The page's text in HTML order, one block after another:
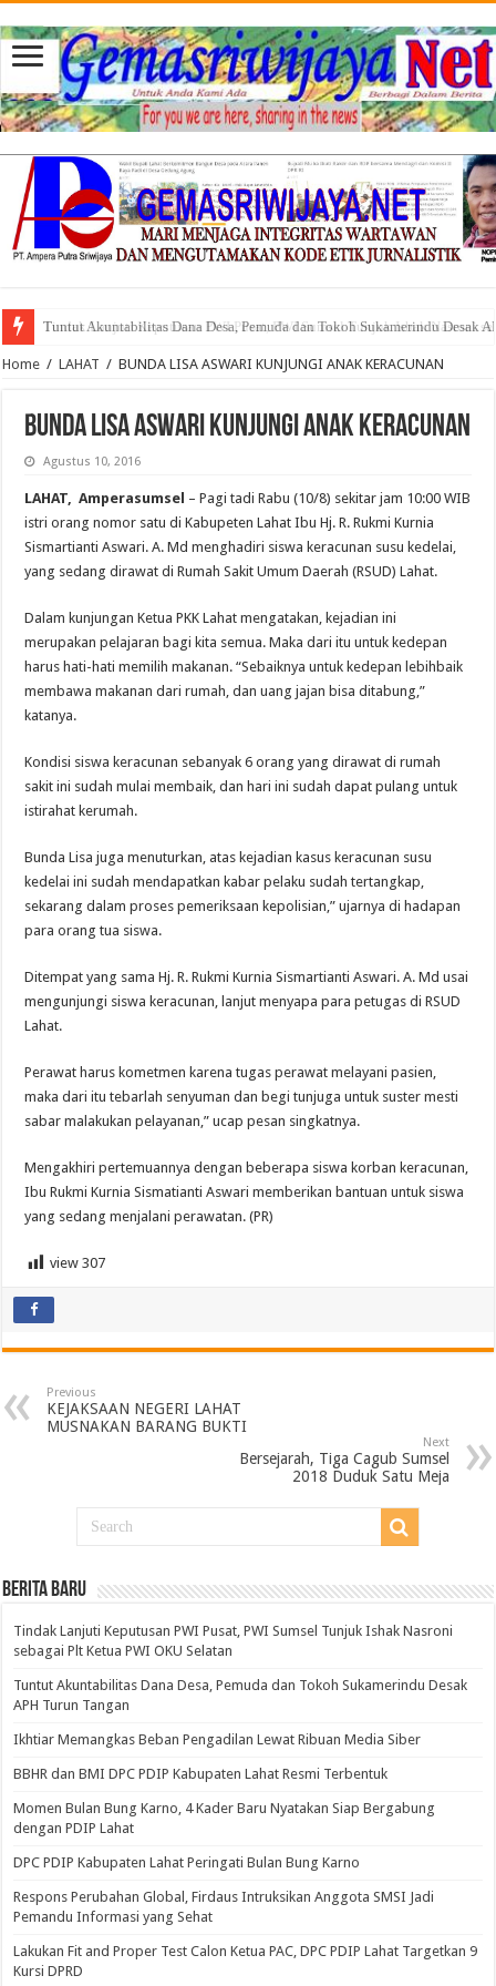
Tuntut Akuntabilitas Dana Desa, Pemuda dan Tokoh Sukamerindu Desak
Home / LAHAT / BUNDA LISA ASWARI KUNJUNGI ANAK KERACUNAN
BUNDA LISA ASWARI KUNJUNGI ANAK KERACUNAN
Agustus 10, 2016
LAHAT, Amperasumsel – Pagi tadi Rabu (10/8) sekitar jam 10:00 WIB
istri orang nomor satu di Kabupeten Lahat Ibu Hj. R. Rukmi Kurnia
Sismartianti Aswari. A. Md menghadiri siswa keracunan susu kedelai,
yang sedang dirawat di Rumah Sakit Umum Daerah (RSUD) Lahat.
Dalam kunjungan Ketua PKK Lahat mengatakan, kejadian ini
merupakan pelajaran bagi kita semua. Maka dari itu untuk kedepan
harus hati-hati memilih makanan. “Sebaiknya untuk kedepan lebihbaik
membawa makanan dari rumah, dan uang jajan bisa ditabung,”
katanya.
Kondisi siswa keracunan sebanyak 6 orang yang dirawat di rumah
sakit ini sudah mulai membaik, dan hari ini sudah dapat pulang untuk
istirahat kerumah.
Bunda Lisa juga menuturkan, atas kejadian kasus keracunan susu
kedelai ini sudah mendapatkan kabar pelaku sudah tertangkap,
sekarang dalam proses pemeriksaan kepolisian,” ujarnya di hadapan
para orang tua siswa.
Ditempat yang sama Hj. R. Rukmi Kurnia Sismartianti Aswari. A. Md usai
mengunjungi siswa keracunan, lanjut menyapa para petugas di RSUD
Lahat.
Perawat harus kometmen karena tugas perawat melayani pasien,
maka dari itu tebarlah senyuman dan begi tunjuga untuk suster mesti
sabar malakukan pelayanan,” ucap pesan singkatnya.
Mengakhiri pertemuannya dengan beberapa siswa korban keracunan,
Ibu Rukmi Kurnia Sismatianti Aswari memberikan bantuan untuk siswa
yang sedang menjalani perawatan. (PR)
view 307
Previous
KEJAKSAAN NEGERI LAHAT
MUSNAKAN BARANG BUKTI
Next
Bersejarah, Tiga Cagub Sumsel
2018 Duduk Satu Meja
BERITA BARU
Tindak Lanjuti Keputusan PWI Pusat, PWI Sumsel Tunjuk Ishak Nasroni
sebagai Plt Ketua PWI OKU Selatan
Tuntut Akuntabilitas Dana Desa, Pemuda dan Tokoh Sukamerindu Desak
APH Turun Tangan
Ikhtiar Memangkas Beban Pengadilan Lewat Ribuan Media Siber
BBHR dan BMI DPC PDIP Kabupaten Lahat Resmi Terbentuk
Momen Bulan Bung Karno, 4 Kader Baru Nyatakan Siap Bergabung
dengan PDIP Lahat
DPC PDIP Kabupaten Lahat Peringati Bulan Bung Karno
Respons Perubahan Global, Firdaus Intruksikan Anggota SMSI Jadi
Pemandu Informasi yang Sehat
Lakukan Fit and Proper Test Calon Ketua PAC, DPC PDIP Lahat Targetkan 9
Kursi DPRD